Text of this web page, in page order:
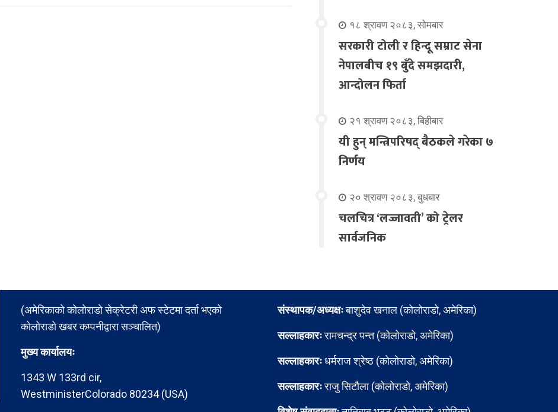
१८ श्रावण २०८३, सोमबार
सरकारी टोली र हिन्दू सम्राट सेना
नेपालबीच १९ बुँदे समझदारी,
आन्दोलन फिर्ता
२१ श्रावण २०८३, बिहीबार
यी हुन् मन्त्रिपरिषद् बैठकले गरेका ७
निर्णय
२० श्रावण २०८३, बुधबार
चलचित्र ‘लज्जावती’ को ट्रेलर
सार्वजनिक
(अमेरिकाको कोलोराडो सेक्रेटरी अफ स्टेटमा दर्ता भएको
कोलोराडो खबर कम्पनीद्वारा सञ्चालित)
मुख्य कार्यालयः
1343 W 133rd cir,
WestministerColorado 80234 (USA)
संस्थापक/अध्यक्षःबाशुदेव खनाल (कोलोराडो, अमेरिका)
सल्लाहकारःरामचन्द्र पन्त (कोलोराडो, अमेरिका)
सल्लाहकारःधर्मराज श्रेष्ठ (कोलोराडो, अमेरिका)
सल्लाहकारःराजु सिटौला (कोलोराडो, अमेरिका)